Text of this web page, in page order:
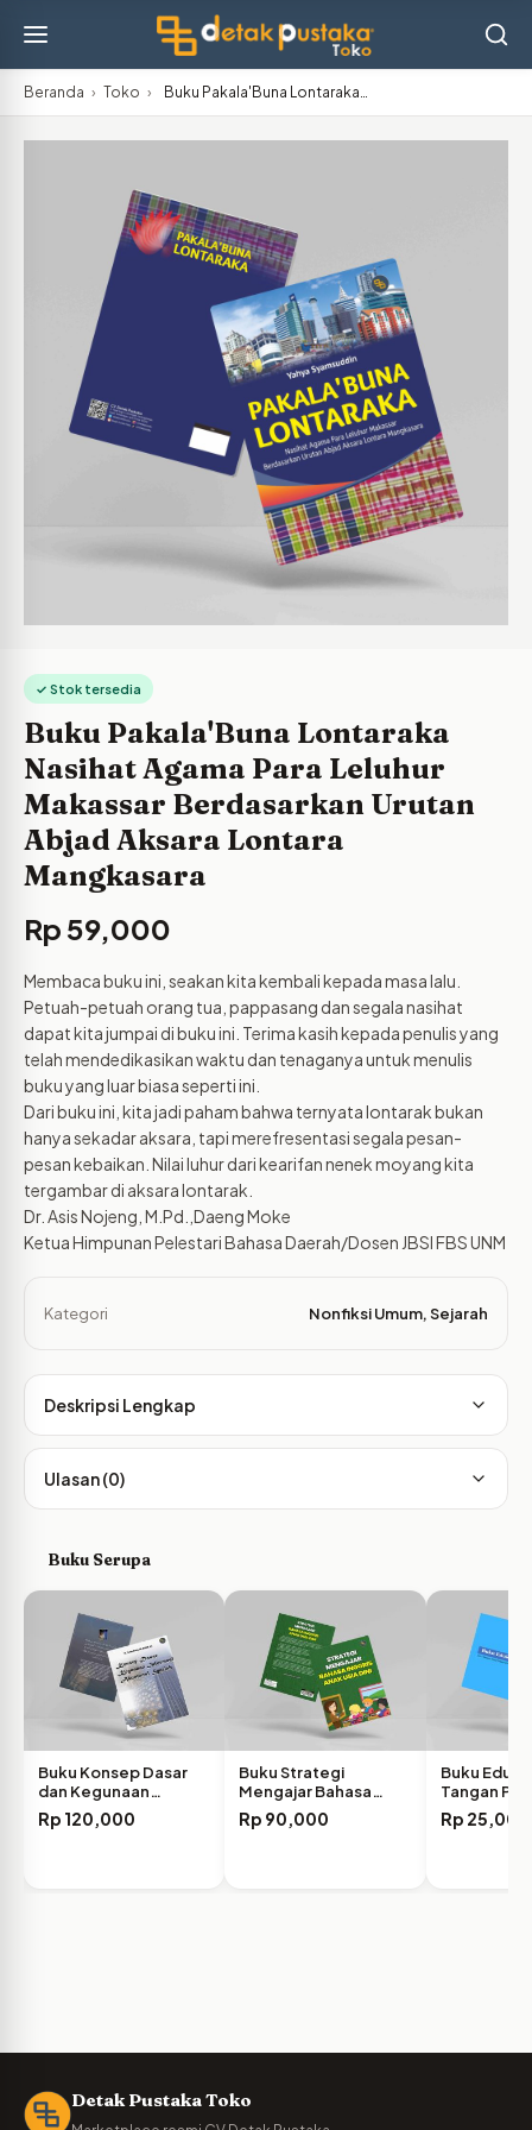
Beranda › Toko › Buku Pakala'Buna Lontaraka…
✓ Stok tersedia
Buku Pakala'Buna Lontaraka
Nasihat Agama Para Leluhur
Makassar Berdasarkan Urutan
Abjad Aksara Lontara
Mangkasara
Rp 59,000
Membaca buku ini, seakan kita kembali kepada masa lalu.
Petuah-petuah orang tua, pappasang dan segala nasihat
dapat kita jumpai di buku ini. Terima kasih kepada penulis yang
telah mendedikasikan waktu dan tenaganya untuk menulis
buku yang luar biasa seperti ini.
Dari buku ini, kita jadi paham bahwa ternyata lontarak bukan
hanya sekadar aksara, tapi merefresentasi segala pesan-
pesan kebaikan. Nilai luhur dari kearifan nenek moyang kita
tergambar di aksara lontarak.
Dr. Asis Nojeng, M.Pd.,Daeng Moke
Ketua Himpunan Pelestari Bahasa Daerah/Dosen JBSI FBS UNM
Kategori Nonfiksi Umum,Sejarah
Deskripsi Lengkap
Ulasan (0)
Buku Serupa
Buku Konsep Dasar
dan Kegunaan
Informasi…
Rp 120,000
Buku Strategi
Mengajar Bahasa
Inggris Anak…
Rp 90,000
Buku
Tangan
Rp 25,000
Detak Pustaka Toko